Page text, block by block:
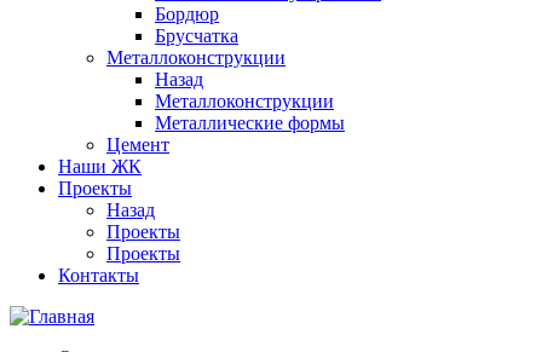
Бордюр
Брусчатка
Металлоконструкции
Назад
Металлоконструкции
Металлические формы
Цемент
Наши ЖК
Проекты
Назад
Проекты
Проекты
Контакты